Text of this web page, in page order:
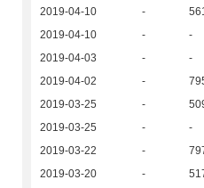
2019-04-10
-
2019-04-10
- -
2019-04-03
- -
2019-04-02
-
2019-03-25
-
2019-03-25
- -
2019-03-22
-
2019-03-20
-